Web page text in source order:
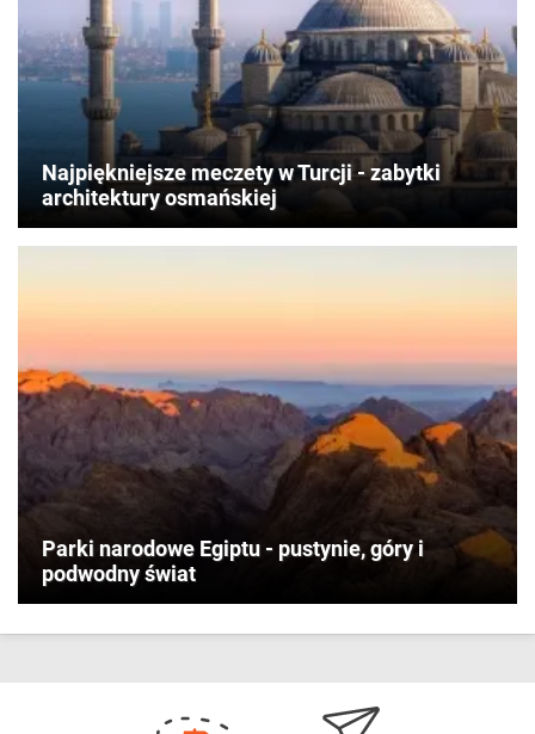
Najpiękniejsze meczety w Turcji - zabytki
architektury osmańskiej
Parki narodowe Egiptu - pustynie, góry i
podwodny świat